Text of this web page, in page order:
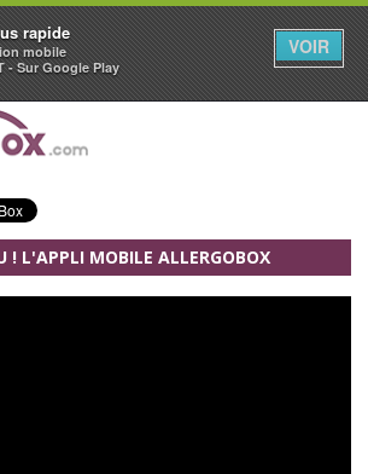
rapide
mobile
- Sur Google Play
VOIR
! L'APPLI MOBILE ALLERGOBOX